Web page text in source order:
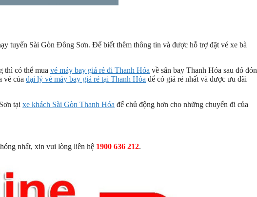
tuyến Sài Gòn Đông Sơn. Để biết thêm thông tin và được hỗ trợ đặt vé xe bà
thì có thể mua vé máy bay giá rẻ đi Thanh Hóa về sân bay Thanh Hóa sau đó đón
vé của đại lý vé máy bay giá rẻ tại Thanh Hóa để có giá rẻ nhất và được ưu đãi
tại xe khách Sài Gòn Thanh Hóa để chủ động hơn cho những chuyến đi của
nhất, xin vui lòng liên hệ 1900 636 212.